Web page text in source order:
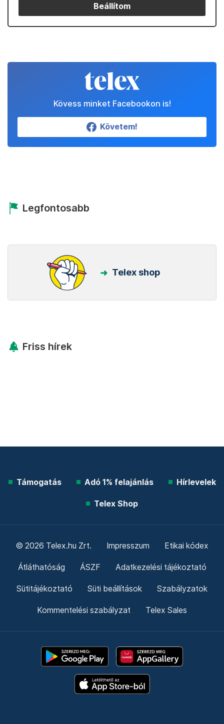
Beállítom
Kövess minket Facebookon is!
Követem!
Legfontosabb
Telex shop
Friss hírek
Támogatás Adó 1% felajánlás Hírlevelek
Telex Shop
© 2026 Telex.hu Zrt. Impresszum Etikai kódex
Átláthatóság ÁSZF Adatkezelési tájékoztató
Sütitájékoztató Süti beállítások Szabályzatok
Kommentelési szabályzat Telex Sales